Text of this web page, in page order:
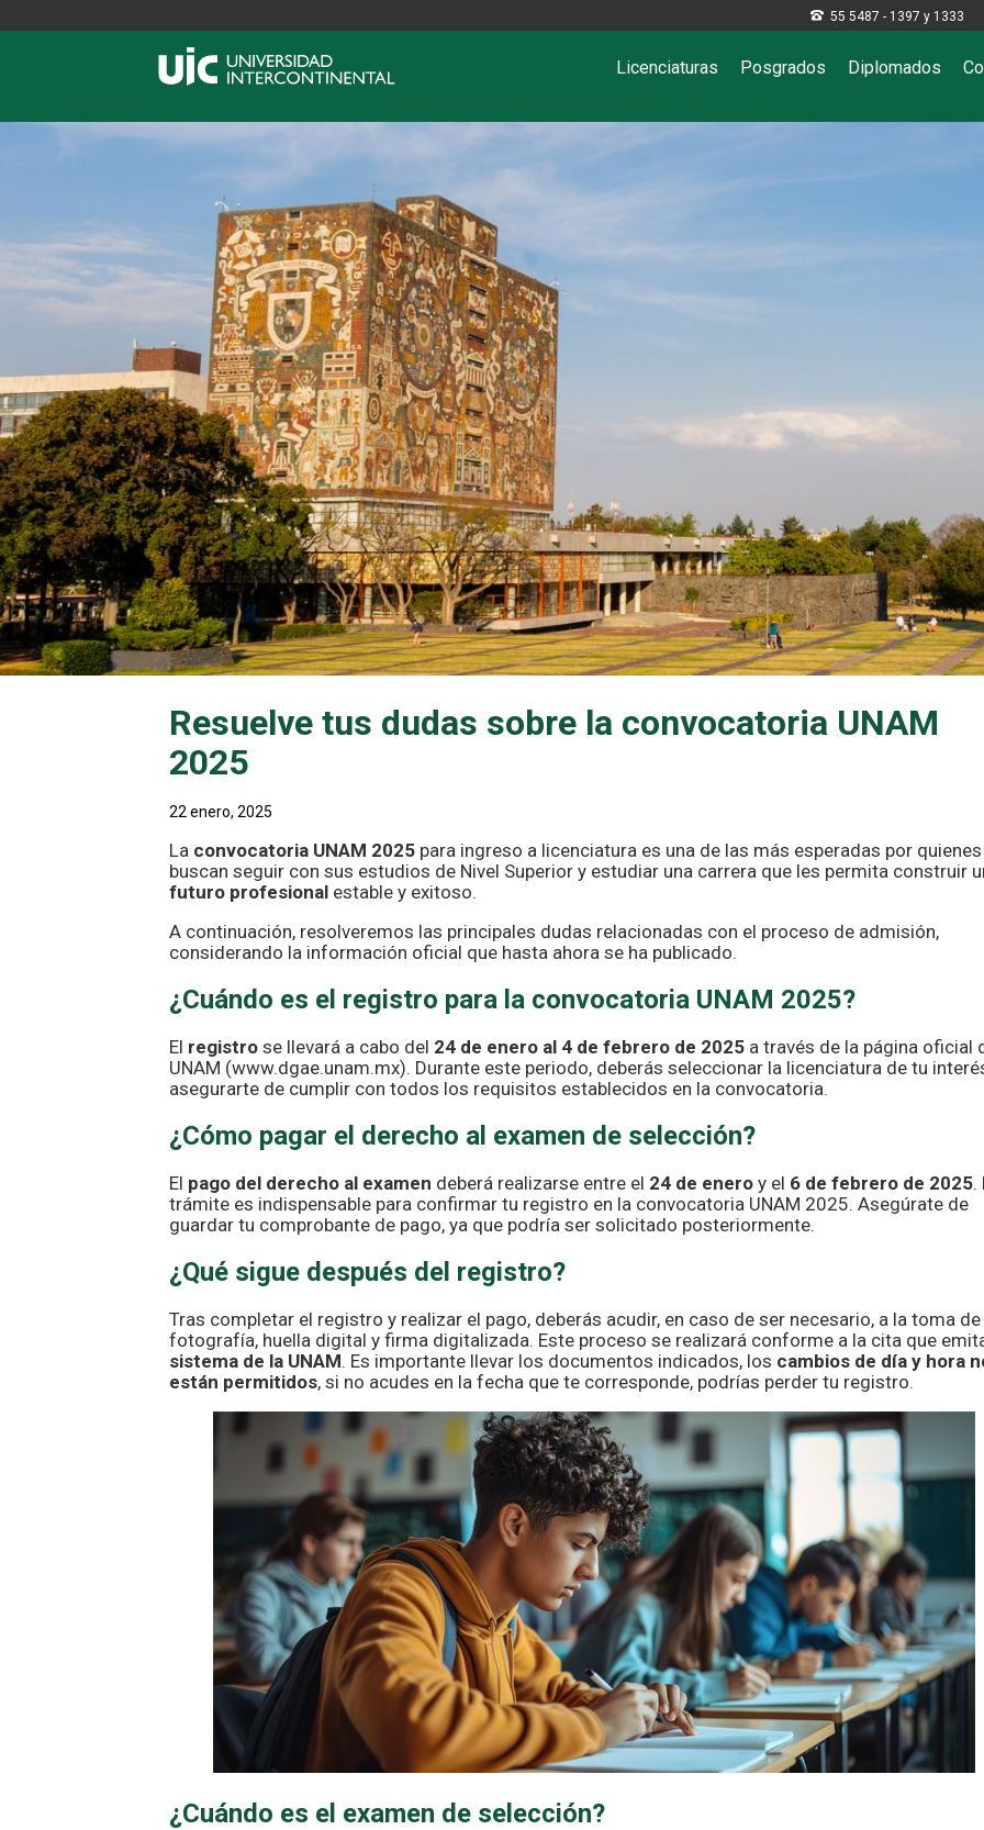
55 5487 - 1397 y 1333
Licenciaturas Posgrados Diplomados
Resuelve tus dudas sobre la convocatoria UNAM
2025
22 enero, 2025
La convocatoria UNAM 2025 para ingreso a licenciatura es una de las más esperadas por quienes
buscan seguir con sus estudios de Nivel Superior y estudiar una carrera que les permita construir
futuro profesional estable y exitoso.
A continuación, resolveremos las principales dudas relacionadas con el proceso de admisión,
considerando la información oficial que hasta ahora se ha publicado.
¿Cuándo es el registro para la convocatoria UNAM 2025?
El registro se llevará a cabo del 24 de enero al 4 de febrero de 2025 a través de la página oficial
UNAM (www.dgae.unam.mx). Durante este periodo, deberás seleccionar la licenciatura de tu
asegurarte de cumplir con todos los requisitos establecidos en la convocatoria.
¿Cómo pagar el derecho al examen de selección?
El pago del derecho al examen deberá realizarse entre el 24 de enero y el 6 de febrero de 2025.
trámite es indispensable para confirmar tu registro en la convocatoria UNAM 2025. Asegúrate de
guardar tu comprobante de pago, ya que podría ser solicitado posteriormente.
¿Qué sigue después del registro?
Tras completar el registro y realizar el pago, deberás acudir, en caso de ser necesario, a la toma de
fotografía, huella digital y firma digitalizada. Este proceso se realizará conforme a la cita que
sistema de la UNAM. Es importante llevar los documentos indicados, los cambios de día y hora
están permitidos, si no acudes en la fecha que te corresponde, podrías perder tu registro.
¿Cuándo es el examen de selección?